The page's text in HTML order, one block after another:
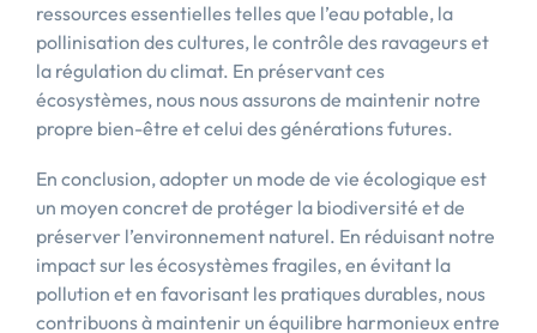
ressources essentielles telles que l’eau potable, la
pollinisation des cultures, le contrôle des ravageurs et
la régulation du climat. En préservant ces
écosystèmes, nous nous assurons de maintenir notre
propre bien-être et celui des générations futures.
En conclusion, adopter un mode de vie écologique est
un moyen concret de protéger la biodiversité et de
préserver l’environnement naturel. En réduisant notre
impact sur les écosystèmes fragiles, en évitant la
pollution et en favorisant les pratiques durables, nous
contribuons à maintenir un équilibre harmonieux entre